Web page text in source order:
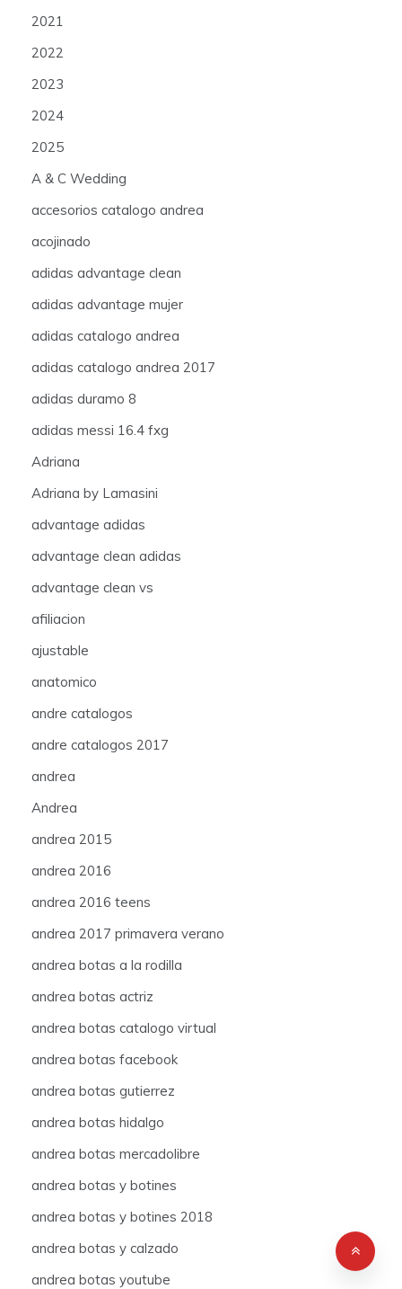
2021
2022
2023
2024
2025
A & C Wedding
accesorios catalogo andrea
acojinado
adidas advantage clean
adidas advantage mujer
adidas catalogo andrea
adidas catalogo andrea 2017
adidas duramo 8
adidas messi 16.4 fxg
Adriana
Adriana by Lamasini
advantage adidas
advantage clean adidas
advantage clean vs
afiliacion
ajustable
anatomico
andre catalogos
andre catalogos 2017
andrea
Andrea
andrea 2015
andrea 2016
andrea 2016 teens
andrea 2017 primavera verano
andrea botas a la rodilla
andrea botas actriz
andrea botas catalogo virtual
andrea botas facebook
andrea botas gutierrez
andrea botas hidalgo
andrea botas mercadolibre
andrea botas y botines
andrea botas y botines 2018
andrea botas y calzado
andrea botas youtube